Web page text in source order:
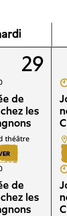
29
de
les
théâtre
de
les